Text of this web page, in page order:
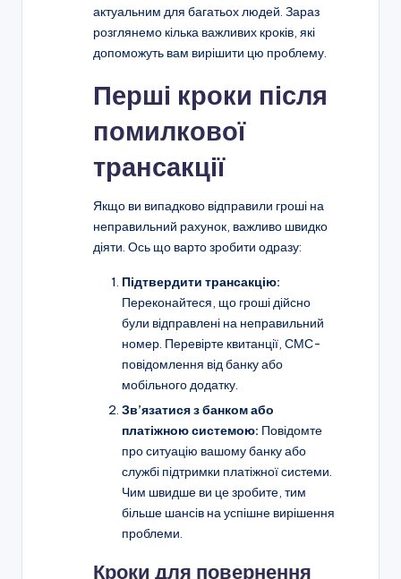
актуальним для багатьох людей. Зараз
розглянемо кілька важливих кроків, які
допоможуть вам вирішити цю проблему.
Перші кроки після
помилкової
трансакції
Якщо ви випадково відправили гроші на
неправильний рахунок, важливо швидко
діяти. Ось що варто зробити одразу:
Підтвердити трансакцію:
Переконайтеся, що гроші дійсно
були відправлені на неправильний
номер. Перевірте квитанції, СМС-
повідомлення від банку або
мобільного додатку.
Зв’язатися з банком або
платіжною системою: Повідомте
про ситуацію вашому банку або
службі підтримки платіжної системи.
Чим швидше ви це зробите, тим
більше шансів на успішне вирішення
проблеми.
Кроки для повернення